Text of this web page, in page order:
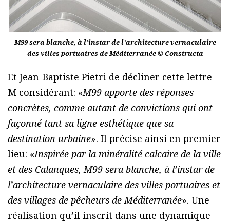
M99 sera blanche, à l’instar de l’architecture vernaculaire
des villes portuaires de Méditerranée © Constructa
Et Jean-Baptiste Pietri de décliner cette lettre
M considérant: «M99 apporte des réponses
concrètes, comme autant de convictions qui ont
façonné tant sa ligne esthétique que sa
destination urbaine». Il précise ainsi en premier
lieu: «Inspirée par la minéralité calcaire de la ville
et des Calanques, M99 sera blanche, à l’instar de
l’architecture vernaculaire des villes portuaires et
des villages de pêcheurs de Méditerranée». Une
réalisation qu’il inscrit dans une dynamique